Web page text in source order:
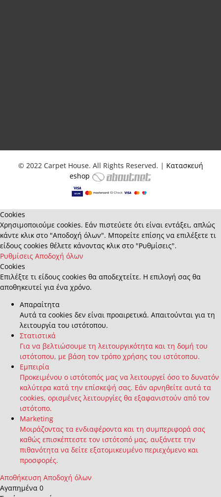
© 2022 Carpet House. All Rights Reserved. | Κατασκευή
eshop
Cookies
Χρησιμοποιούμε cookies. Εάν πιστεύετε ότι είναι εντάξει, απλώς
κάντε κλικ στο "Αποδοχή όλων". Μπορείτε επίσης να επιλέξετε τι
είδους cookies θέλετε κάνοντας κλικ στο "Ρυθμίσεις".
Ρυθμίσεις Αποδοχή όλων
Cookies
Επιλέξτε τι είδους cookies θα αποδεχτείτε. Η επιλογή σας θα
αποθηκευτεί για ένα χρόνο.
Απαραίτητα
Αυτά τα cookies δεν είναι προαιρετικά. Απαιτούνται για τη
λειτουργία του ιστότοπου.
Στατιστικά
Για να βελτιώσουμε τη λειτουργικότητα και τη δομή του
ιστότοπου, με βάση τον τρόπο χρήσης του ιστότοπου.
Εμπειρία
Προκειμένου ο ιστότοπός μας να λειτουργεί όσο το δυνατόν
καλύτερα κατά την επίσκεψή σας. Εάν αρνηθείτε αυτά τα
cookies, ορισμένες λειτουργίες θα εξαφανιστούν από τον
ιστότοπο.
Marketing
Μοιράζοντας τα ενδιαφέροντα και τη συμπεριφορά σας
καθώς επισκέπτεστε τον ιστότοπό μας, αυξάνετε την
πιθανότητα να δείτε εξατομικευμένο περιεχόμενο και
προσφορές.
Αποθήκευση Αποδοχή όλων
Αγαπημένα 0